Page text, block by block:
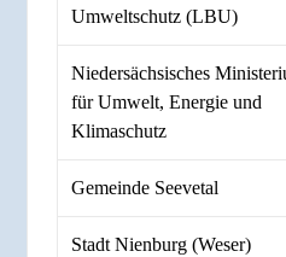
Umweltschutz (LBU)
Niedersächsisches
für Umwelt, Energie und
Klimaschutz
Gemeinde Seevetal
Stadt Nienburg (Weser)